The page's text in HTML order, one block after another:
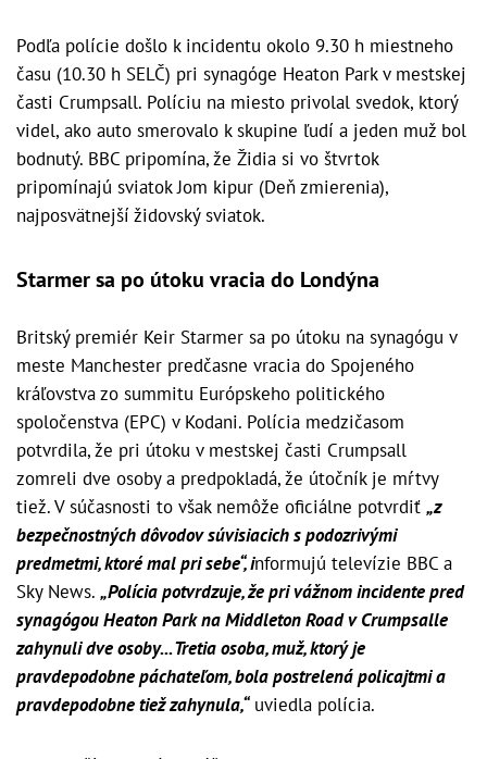
Podľa polície došlo k incidentu okolo 9.30 h miestneho
času (10.30 h SELČ) pri synagóge Heaton Park v mestskej
časti Crumpsall. Políciu na miesto privolal svedok, ktorý
videl, ako auto smerovalo k skupine ľudí a jeden muž bol
bodnutý. BBC pripomína, že Židia si vo štvrtok
pripomínajú sviatok Jom kipur (Deň zmierenia),
najposvätnejší židovský sviatok.
Starmer sa po útoku vracia do Londýna
Britský premiér Keir Starmer sa po útoku na synagógu v
meste Manchester predčasne vracia do Spojeného
kráľovstva zo summitu Európskeho politického
spoločenstva (EPC) v Kodani. Polícia medzičasom
potvrdila, že pri útoku v mestskej časti Crumpsall
zomreli dve osoby a predpokladá, že útočník je mŕtvy
tiež. V súčasnosti to však nemôže oficiálne potvrdiť „z
bezpečnostných dôvodov súvisiacich s podozrivými
predmetmi, ktoré mal pri sebe“, informujú televízie BBC a
Sky News. „Polícia potvrdzuje, že pri vážnom incidente pred
synagógou Heaton Park na Middleton Road v Crumpsalle
zahynuli dve osoby... Tretia osoba, muž, ktorý je
pravdepodobne páchateľom, bola postrelená policajtmi a
pravdepodobne tiež zahynula,“uviedla polícia.